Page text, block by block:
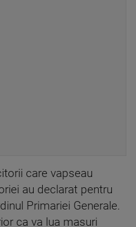
care vapseau
au declarat pentru
Primariei Generale.
ca va lua masuri